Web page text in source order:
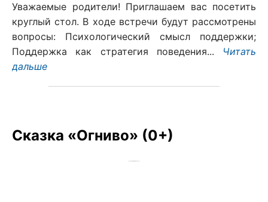
Уважаемые родители! Приглашаем вас посетить
круглый стол. В ходе встречи будут рассмотрены
вопросы: Психологический смысл поддержки;
Поддержка как стратегия поведения... Читать
дальше
Сказка «Огниво» (0+)